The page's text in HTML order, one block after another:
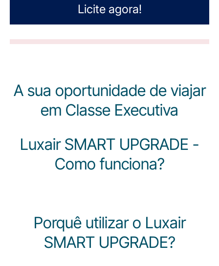
Carreiras na Luxair
Licite agora!
A sua oportunidade de viajar
em Classe Executiva
Luxair SMART UPGRADE -
Como funciona?
Porquê utilizar o Luxair
SMART UPGRADE?